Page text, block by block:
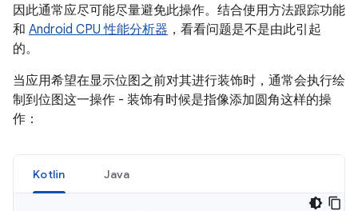
因此通常应尽可能尽量避免此操作。结合使用方法跟踪功能
和 Android CPU 性能分析器 ，看看问题是不是由此引起
的。
当应用希望在显示位图之前对其进行装饰时，通常会执行绘
制到位图这一操作 - 装饰有时候是指像添加圆角这样的操
作：
Kotlin Java